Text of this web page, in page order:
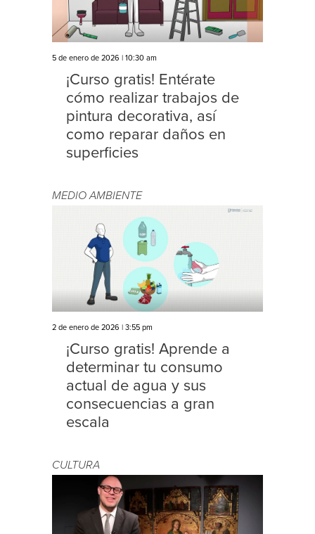
5 de enero de 2026 | 10:30 am
¡Curso gratis! Entérate
cómo realizar trabajos de
pintura decorativa, así
como reparar daños en
superficies
MEDIO AMBIENTE
2 de enero de 2026 | 3:55 pm
¡Curso gratis! Aprende a
determinar tu consumo
actual de agua y sus
consecuencias a gran
escala
CULTURA